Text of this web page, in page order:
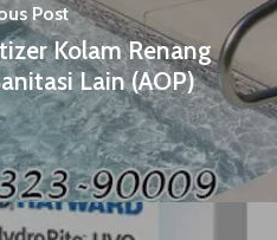
Post
Kolam Renang
Lain (AOP)